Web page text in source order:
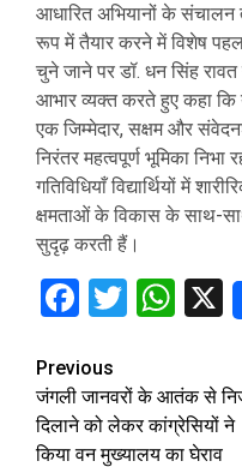
आधारित अभियानों के संचालन
रूप में तैयार करने में विशेष
चुने जाने पर डॉ. धन सिंह
आभार व्यक्त करते हुए कहा
एक जिम्मेदार, सक्षम और
निरंतर महत्वपूर्ण भूमिका
गतिविधियाँ विद्यार्थियों में
क्षमताओं के विकास के साथ-साथ
सुदृढ़ करती हैं।
Facebook
TwitterX
Continue
Reading
Previous
जंगली जानवरों के आतंक से
दिलाने को लेकर कांग्रेसियों ने
किया वन मुख्यालय का घेराव